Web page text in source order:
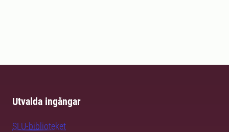
Utvalda ingångar
SLU-biblioteket